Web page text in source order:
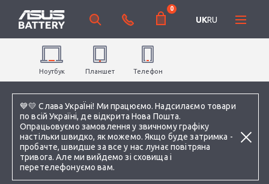
💙💛 Слава УкраЇні! Ми працюємо. Надсилаємо товари
по всій Україні, де відкрита Нова Пошта.
Опрацьовуємо замовлення у звичному графіку
настільки швидко, як можемо. Якщо буде затримка -
пробачте, швидше за все у нас лунає повітряна
тривога. Але ми вийдемо зі сховища і
перетелефонуємо вам.
0
UKRU
Ноутбук Планшет Телефон